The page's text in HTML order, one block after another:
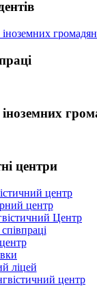
громадян
центри
центр
центр
Центр
ліцей
центр